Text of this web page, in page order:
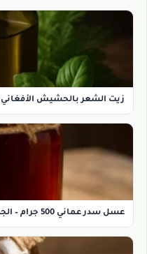
زيت الشعر بالحشيش الأفغاني 250 مل أماليكو – سر جمال شعرك
عسل سدر عماني 500 جرام – الجودة والنكهة الفاخرة